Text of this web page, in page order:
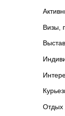
Визы,
Отдых